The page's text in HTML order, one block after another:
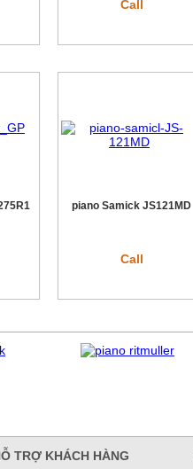
Call
piano Samick JS121MD
Call
TRỢ KHÁCH HÀNG